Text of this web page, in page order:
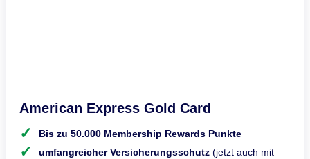
American Express Gold Card
Bis zu 50.000 Membership Rewards Punkte
umfangreicher Versicherungsschutz (jetzt auch mit